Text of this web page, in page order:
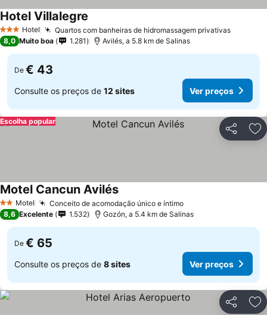
3 EstrelasHotel Quartos com banheiras de hidromassagem privativas
Hotel Villalegre
8,0 Muito boa 1.281 Avilés, a 5.8 km de Salinas
De € 43
Consulte os preços de 12 sites Ver preços
Partilhar
Escolha popular
2 Estrelas
Motel Conceito de acomodação único e íntimo
Motel Cancun Avilés
8,6 Excelente 1.532 Gozón, a 5.4 km de Salinas
De € 65
Consulte os preços de 8 sites Ver preços
Partilhar